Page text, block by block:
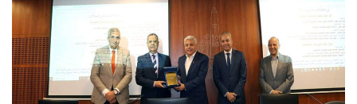
الخريجين
الموظفون